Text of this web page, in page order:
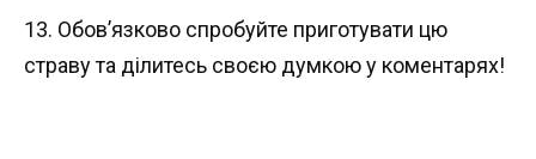
13. Обов’язково спробуйте приготувати цю
страву та ділитесь своєю думкою у коментарях!